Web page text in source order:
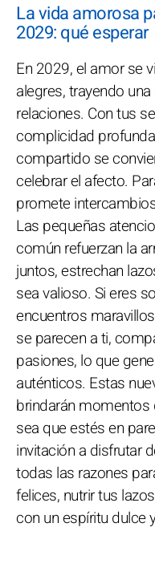
La vida amorosa
2029: qué esperar
En 2029, el amor se
alegres, trayendo
relaciones. Con tus
complicidad
compartido se
celebrar el afecto.
promete
Las pequeñas
común refuerzan la
juntos, estrechan
sea valioso. Si eres
encuentros
se parecen a ti,
pasiones, lo que
auténticos. Estas
brindarán momentos
sea que estés en
invitación a disfrutar
todas las razones
felices, nutrir tus
con un espíritu dulce